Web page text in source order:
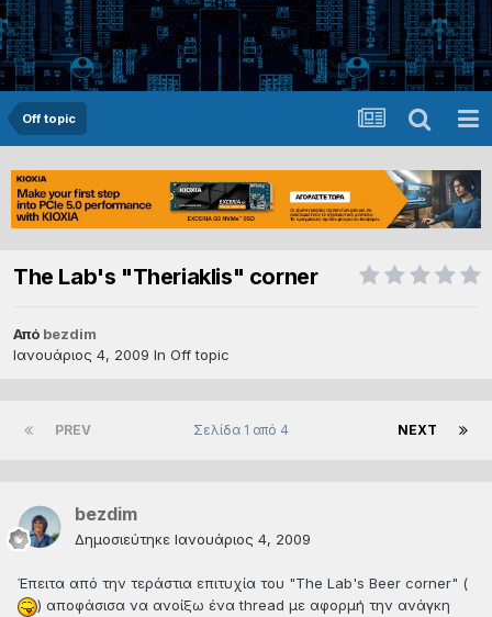
Off topic
The Lab's "Theriaklis" corner
Από bezdim
Ιανουάριος 4, 2009 In Off topic
PREV NEXT
Σελίδα 1 από 4
bezdim
Δημοσιεύτηκε Ιανουάριος 4, 2009
Έπειτα από την τεράστια επιτυχία του "The Lab's Beer corner" (
) αποφάσισα να ανοίξω ένα thread με αφορμή την ανάγκη